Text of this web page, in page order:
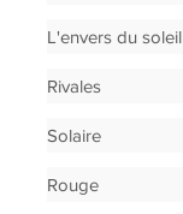
L'envers du soleil
Rivales
Solaire
Rouge